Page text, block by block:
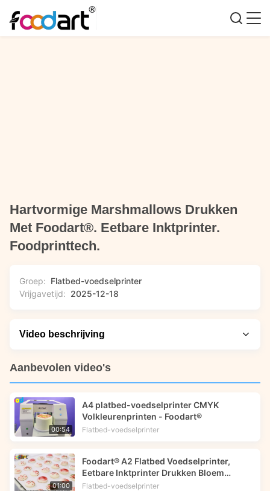
Hartvormige Marshmallows Drukken
Met Foodart®. Eetbare Inktprinter.
Foodprinttech.
Groep: Flatbed-voedselprinter
Vrijgavetijd: 2025-12-18
Video beschrijving
Denkt u erover om op maat gemaakte eetbare prints toe te
marshmallows kunt maken met de Foodart® eetbare
inktprinter van Foodprinttech. U ziet het volledige
drukproces, leert belangrijke installatietips en ontdekt hoe
evenementen of winkelaanbiedingen kan verbeteren.
Aanbevolen video's
00:54
A4 platbed-voedselprinter CMYK
Volkleurenprinten - Foodart®
Flatbed-voedselprinter
01:00
Foodart® A2 Flatbed Voedselprinter,
Eetbare Inktprinter Drukken Bloem
Afbeelding op Macarons | Foodprinttech
Flatbed-voedselprinter